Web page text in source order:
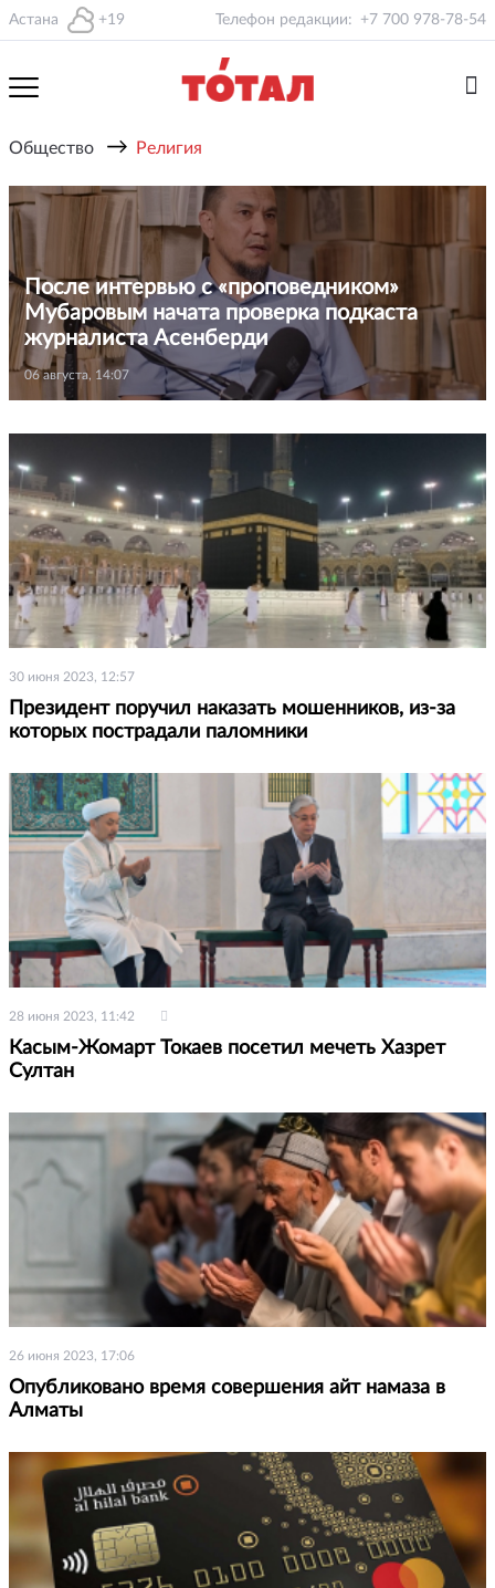
Астана +19 Телефон редакции: +7 700 978-78-54
Общество → Религия
После интервью с «проповедником»
Мубаровым начата проверка подкаста
журналиста Асенберди
06 августа, 14:07
30 июня 2023, 12:57
Президент поручил наказать мошенников, из-за
которых пострадали паломники
28 июня 2023, 11:42
Касым-Жомарт Токаев посетил мечеть Хазрет
Султан
26 июня 2023, 17:06
Опубликовано время совершения айт намаза в
Алматы